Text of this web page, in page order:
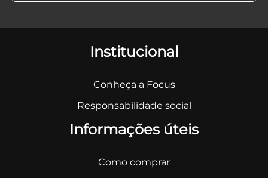
Institucional
Conheça a Focus
Responsabilidade social
Informações úteis
Como comprar